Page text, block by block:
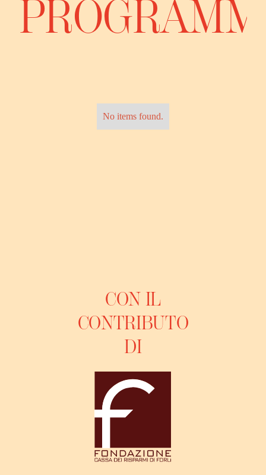
No items found.
CON IL
CONTRIBUTO
DI